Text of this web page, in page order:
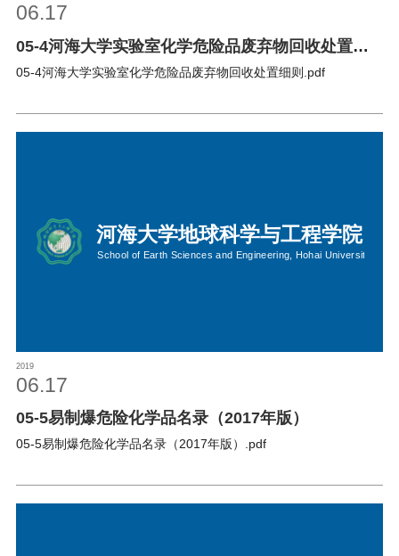
06.17
05-4河海大学实验室化学危险品废弃物回收处置细
则
05-4河海大学实验室化学危险品废弃物回收处置细则.pdf
2019
06.17
05-5易制爆危险化学品名录（2017年版）
05-5易制爆危险化学品名录（2017年版）.pdf